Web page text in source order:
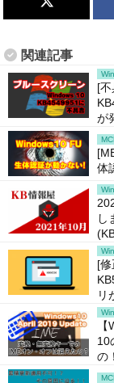
関連記事
[
が
体
し
[
リ
10
の